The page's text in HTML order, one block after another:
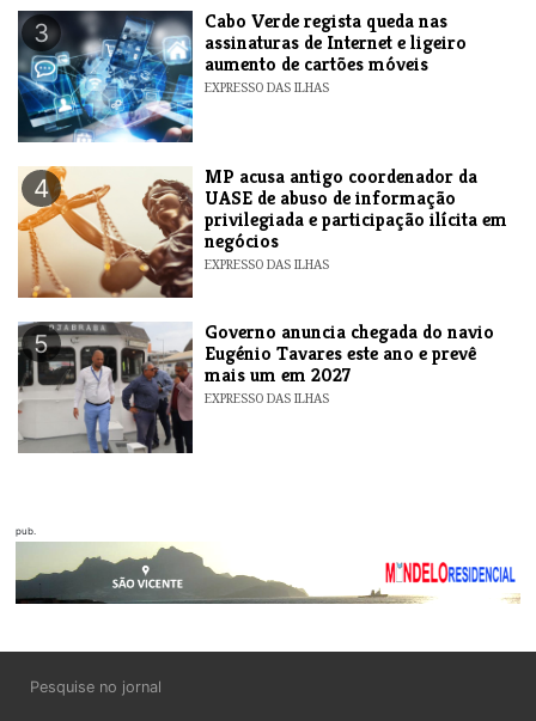
3
Cabo Verde regista queda nas
assinaturas de Internet e ligeiro
aumento de cartões móveis
EXPRESSO DAS ILHAS
4
MP acusa antigo coordenador da
UASE de abuso de informação
privilegiada e participação ilícita em
negócios
EXPRESSO DAS ILHAS
5
Governo anuncia chegada do navio
Eugénio Tavares este ano e prevê
mais um em 2027
EXPRESSO DAS ILHAS
pub.
Pesquise no jornal